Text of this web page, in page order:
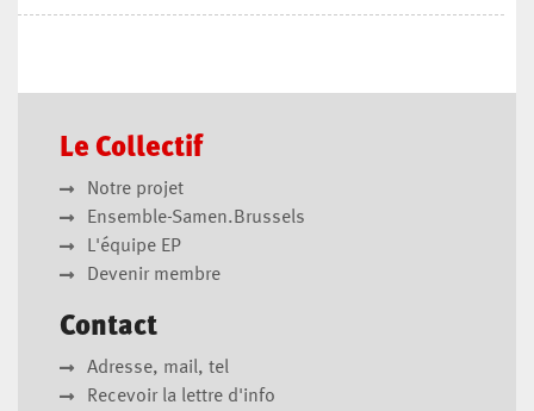
Le Collectif
Notre projet
Ensemble-Samen.Brussels
L'équipe EP
Devenir membre
Contact
Adresse, mail, tel
Recevoir la lettre d'info